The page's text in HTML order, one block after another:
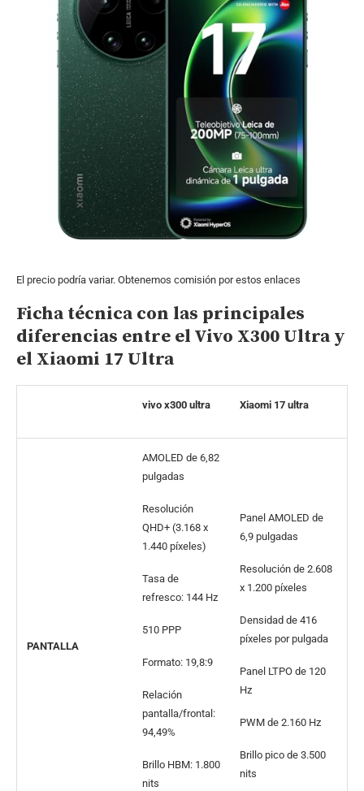
El precio podría variar. Obtenemos comisión por estos enlaces
Ficha técnica con las principales
diferencias entre el Vivo X300 Ultra y
el Xiaomi 17 Ultra
vivo x300 ultra Xiaomi 17 ultra
PANTALLA
AMOLED de 6,82
pulgadas
Resolución
QHD+ (3.168 x
1.440 píxeles)
Tasa de
refresco: 144 Hz
510 PPP
Formato: 19,8:9
Relación
pantalla/frontal:
94,49%
Brillo HBM: 1.800
nits
Panel AMOLED de
6,9 pulgadas
Resolución de 2.608
x 1.200 píxeles
Densidad de 416
píxeles por pulgada
Panel LTPO de 120
Hz
PWM de 2.160 Hz
Brillo pico de 3.500
nits